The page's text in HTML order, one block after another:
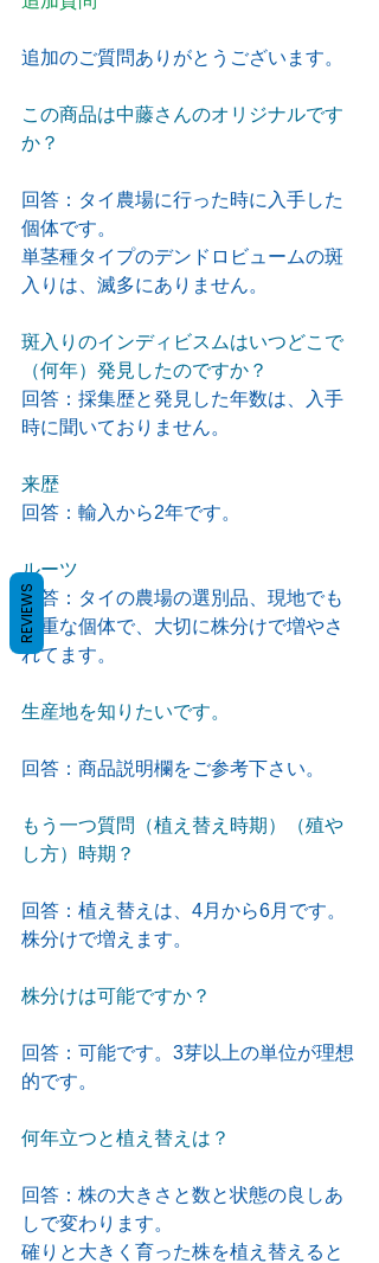
追加のご質問ありがとうございます。
この商品は中藤さんのオリジナルです
か？
回答：タイ農場に行った時に入手した
個体です。
単茎種タイプのデンドロビュームの斑
入りは、滅多にありません。
斑入りのインディビスムはいつどこで
（何年）発見したのですか？
回答：採集歴と発見した年数は、入手
時に聞いておりません。
来歴
回答：輸入から2年です。
ルーツ
回答：タイの農場の選別品、現地でも
貴重な個体で、大切に株分けで増やさ
れてます。
生産地を知りたいです。
回答：商品説明欄をご参考下さい。
もう一つ質問（植え替え時期）（殖や
し方）時期？
回答：植え替えは、4月から6月です。
株分けで増えます。
株分けは可能ですか？
回答：可能です。3芽以上の単位が理想
的です。
何年立つと植え替えは？
回答：株の大きさと数と状態の良しあ
しで変わります。
確りと大きく育った株を植え替えると
REVIEWS